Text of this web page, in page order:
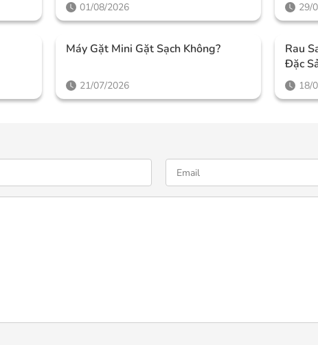
01/08/2026 29/
Máy Gặt Mini Gặt Sạch Không?
21/07/2026
Rau
Đặc
18/